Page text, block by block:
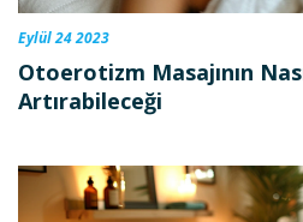
Eylül 24 2023
Otoerotizm Masajının
Artırabileceği